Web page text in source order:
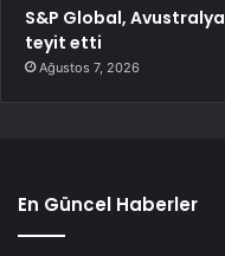
S&P Global,
teyit etti
Ağustos 7, 2026
En Güncel Haberler